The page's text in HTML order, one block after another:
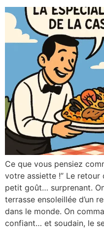
Ce que vous pensiez
votre assiette !” Le
petit goût… surprenant.
terrasse ensoleillée d’un
dans le monde. On
confiant… et soudain, le